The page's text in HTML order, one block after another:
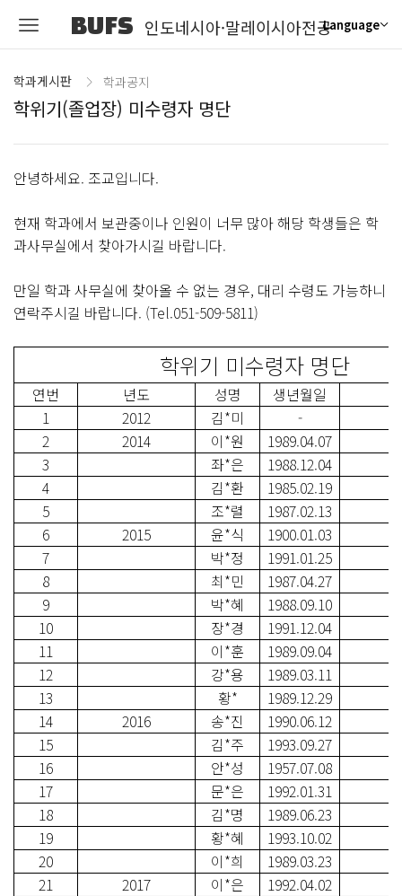
BUFS 인도네시아·말레이시아전공Language
학과게시판 학과공지
학위기(졸업장) 미수령자 명단
안녕하세요. 조교입니다.
현재 학과에서 보관중이나 인원이 너무 많아 해당 학생들은 학
과사무실에서 찾아가시길 바랍니다.
만일 학과 사무실에 찾아올 수 없는 경우, 대리 수령도 가능하니
연락주시길 바랍니다. (Tel.051-509-5811)
학위기 미수령자 명단
연번 년도 성명
생년월일
1
2012 김*미 -
2
2014 이*원
1989.04.07
3
좌*은
1988.12.04
4
김*환
1985.02.19
5
조*렬
1987.02.13
6
2015 윤*식
1900.01.03
7
박*정
1991.01.25
8
최*민
1987.04.27
9
박*혜
1988.09.10
10
장*경
1991.12.04
11
이*훈
1989.09.04
12
강*용
1989.03.11
13
황*
1989.12.29
14
2016 송*진
1990.06.12
15
김*주
1993.09.27
16
안*성
1957.07.08
17
문*은
1992.01.31
18
김*명
1989.06.23
19
황*혜
1993.10.02
20
이*희
1989.03.23
21
2017 이*은
1992.04.02